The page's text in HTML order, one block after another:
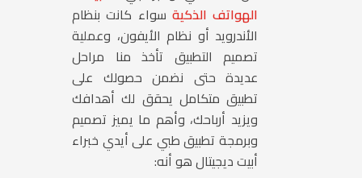
الهواتف الذكية سواء كانت بنظام
الأندرويد أو نظام الأيفون، وعملية
تصميم التطبيق تأخذ منا مراحل
عديدة حتى نضمن حصولك على
تطبيق متكامل يحقق لك أهدافك
ويزيد أرباحك، وأهم ما يميز تصميم
وبرمجة تطبيق طبي على أيدي خبراء
أبيت ديجيتال هو أنه: